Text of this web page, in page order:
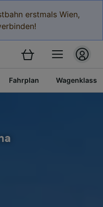
erstmals Wien,
Fahrplan